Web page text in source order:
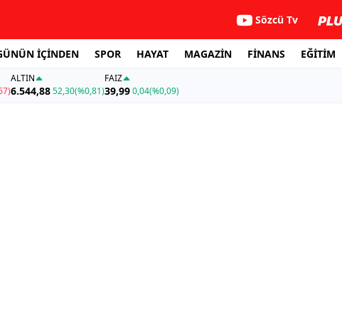
Sözcü Tv
İÇİNDEN SPOR HAYAT MAGAZİN FİNANS EĞİTİM
ALTIN
6.544,8852,30(%0,81)
FAİZ
39,990,04(%0,09)